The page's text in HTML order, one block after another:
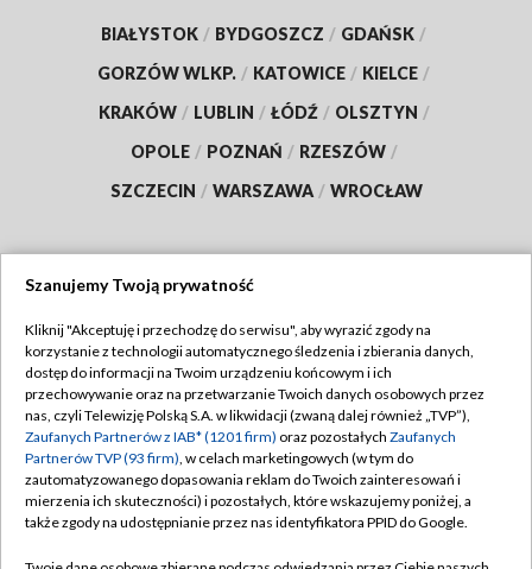
BIAŁYSTOK / BYDGOSZCZ / GDAŃSK /
GORZÓW WLKP. / KATOWICE / KIELCE /
KRAKÓW / LUBLIN / ŁÓDŹ / OLSZTYN /
OPOLE / POZNAŃ / RZESZÓW /
SZCZECIN / WARSZAWA / WROCŁAW
TVP
Abonament TVP
Emisja w TVP
Centrum informacji TVP
Naziemna Telewizja Cyfrowa
Regulamin TVP
Polityka prywatności
Moje zgody
Pomoc
Szanujemy Twoją prywatność
Kliknij "Akceptuję i przechodzę do serwisu", aby wyrazić zgody na
korzystanie z technologii automatycznego śledzenia i zbierania danych,
dostęp do informacji na Twoim urządzeniu końcowym i ich
przechowywanie oraz na przetwarzanie Twoich danych osobowych przez
nas, czyli Telewizję Polską S.A. w likwidacji (zwaną dalej również „TVP”),
Zaufanych Partnerów z IAB* (1201 firm) oraz pozostałych Zaufanych
Partnerów TVP (93 firm), w celach marketingowych (w tym do
zautomatyzowanego dopasowania reklam do Twoich zainteresowań i
mierzenia ich skuteczności) i pozostałych, które wskazujemy poniżej, a
także zgody na udostępnianie przez nas identyfikatora PPID do Google.